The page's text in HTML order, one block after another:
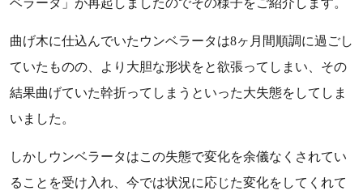
ベラータ」が再起しましたのでその様子をご紹介します。
曲げ木に仕込んでいたウンベラータは8ヶ月間順調に過ごし
ていたものの、より大胆な形状をと欲張ってしまい、その
結果曲げていた幹折ってしまうといった大失態をしてしま
いました。
しかしウンベラータはこの失態で変化を余儀なくされてい
ることを受け入れ、今では状況に応じた変化をしてくれて